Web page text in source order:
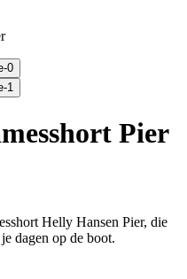
Pier
Helly Hansen Pier, die
dagen op de boot.